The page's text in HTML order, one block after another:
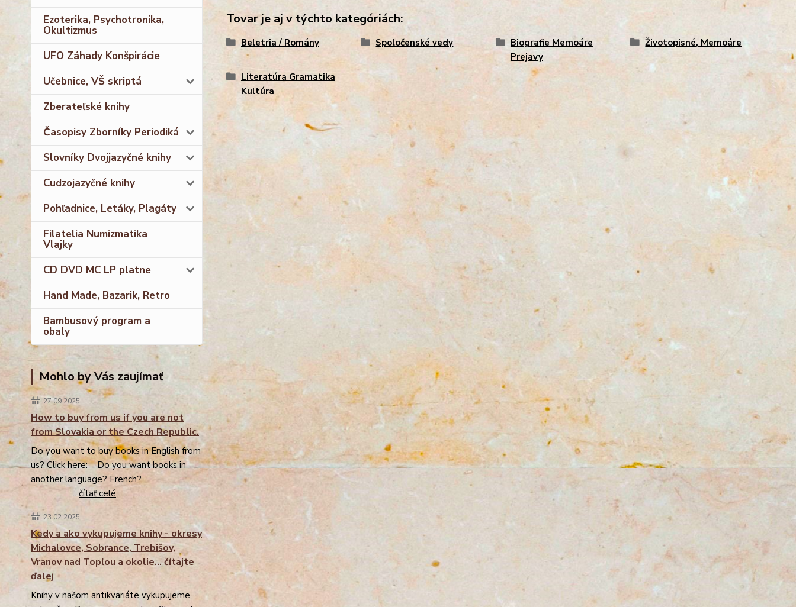
Ezoterika, Psychotronika,
Okultizmus
UFO Záhady Konšpirácie
Učebnice, VŠ skriptá
Zberateľské knihy
Časopisy Zborníky Periodiká
Slovníky Dvojjazyčné knihy
Cudzojazyčné knihy
Pohľadnice, Letáky, Plagáty
Filatelia Numizmatika
Vlajky
CD DVD MC LP platne
Hand Made, Bazarik, Retro
Bambusový program a
obaly
Mohlo by Vás zaujímať
27.09.2025
How to buy from us if you are not
from Slovakia or the Czech Republic.
Do you want to buy books in English from
us? Click here: Do you want books in
another language? French?
... čítať celé
23.02.2025
Kedy a ako vykupujeme knihy - okresy
Michalovce, Sobrance, Trebišov,
Vranov nad Topľou a okolie... čítajte
ďalej
Knihy v našom antikvariáte vykupujeme
Tovar je aj v týchto kategóriách:
Beletria / Romány Spoločenské vedy
Biografie Memoáre
Prejavy
Životopisné, Memoáre
Literatúra Gramatika
Kultúra